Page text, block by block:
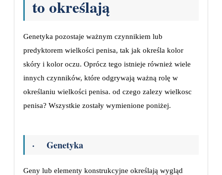
to określają
Genetyka pozostaje ważnym czynnikiem lub
predyktorem wielkości penisa, tak jak określa kolor
skóry i kolor oczu. Oprócz tego istnieje również wiele
innych czynników, które odgrywają ważną rolę w
określaniu wielkości penisa. od czego zalezy wielkosc
penisa? Wszystkie zostały wymienione poniżej.
· Genetyka
Geny lub elementy konstrukcyjne określają wygląd